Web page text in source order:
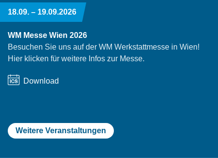
18.09. – 19.09.2026
WM Messe Wien 2026
Besuchen Sie uns auf der WM Werkstattmesse in Wien!
Hier klicken für weitere Infos zur Messe.
Download
Weitere Veranstaltungen